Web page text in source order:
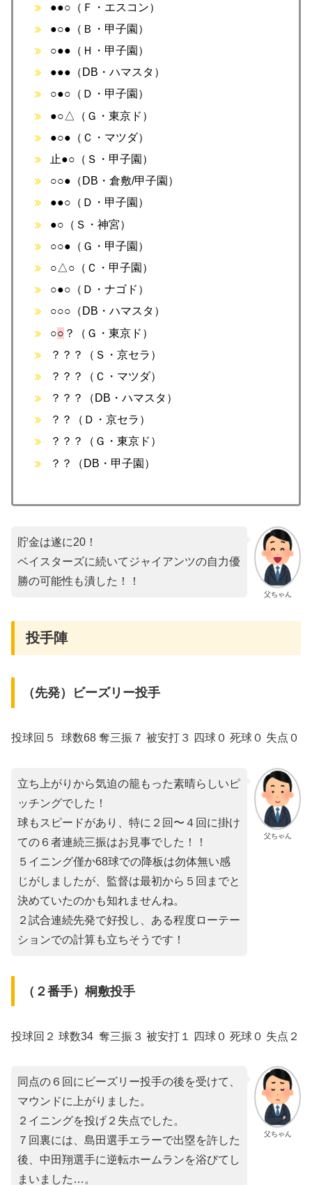
●●○（Ｆ・エスコン）
●○●（Ｂ・甲子園）
○●●（Ｈ・甲子園）
●●●（DB・ハマスタ）
○●○（Ｄ・甲子園）
●○△（Ｇ・東京ド）
●○●（Ｃ・マツダ）
止●○（Ｓ・甲子園）
○○●（DB・倉敷/甲子園）
●●○（Ｄ・甲子園）
●○（Ｓ・神宮）
○○●（Ｇ・甲子園）
○△○（Ｃ・甲子園）
○●○（Ｄ・ナゴド）
○○○（DB・ハマスタ）
○○ ？（Ｇ・東京ド）
？？？（Ｓ・京セラ）
？？？（Ｃ・マツダ）
？？？（DB・ハマスタ）
？？（Ｄ・京セラ）
？？？（Ｇ・東京ド）
？？（DB・甲子園）
父ちゃん
貯金は遂に20！
ベイスターズに続いてジャイアンツの自力優
勝の可能性も潰した！！
投手陣
（先発）ビーズリー投手
投球回５ 球数68 奪三振７ 被安打３ 四球０ 死球０ 失点０
父ちゃん
立ち上がりから気迫の籠もった素晴らしいピ
ッチングでした！
球もスピードがあり、特に２回〜４回に掛け
ての６者連続三振はお見事でした！！
５イニング僅か68球での降板は勿体無い感
じがしましたが、監督は最初から５回までと
決めていたのかも知れませんね。
２試合連続先発で好投し、ある程度ローテー
ションでの計算も立ちそうです！
（２番手）桐敷投手
投球回２ 球数34 奪三振３ 被安打１ 四球０ 死球０ 失点２
父ちゃん
同点の６回にビーズリー投手の後を受けて、
マウンドに上がりました。
２イニングを投げ２失点でした。
７回裏には、島田選手エラーで出塁を許した
後、中田翔選手に逆転ホームランを浴びてし
まいました…。